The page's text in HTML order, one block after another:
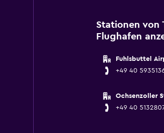
Stationen von
Flughafen
Fuhlsbuttel
+49 40
Ochsenzoller
+49 40